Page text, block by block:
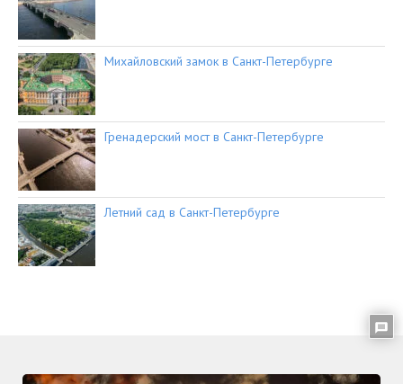
Михайловский замок в Санкт-Петербурге
Гренадерский мост в Санкт-Петербурге
Летний сад в Санкт-Петербурге